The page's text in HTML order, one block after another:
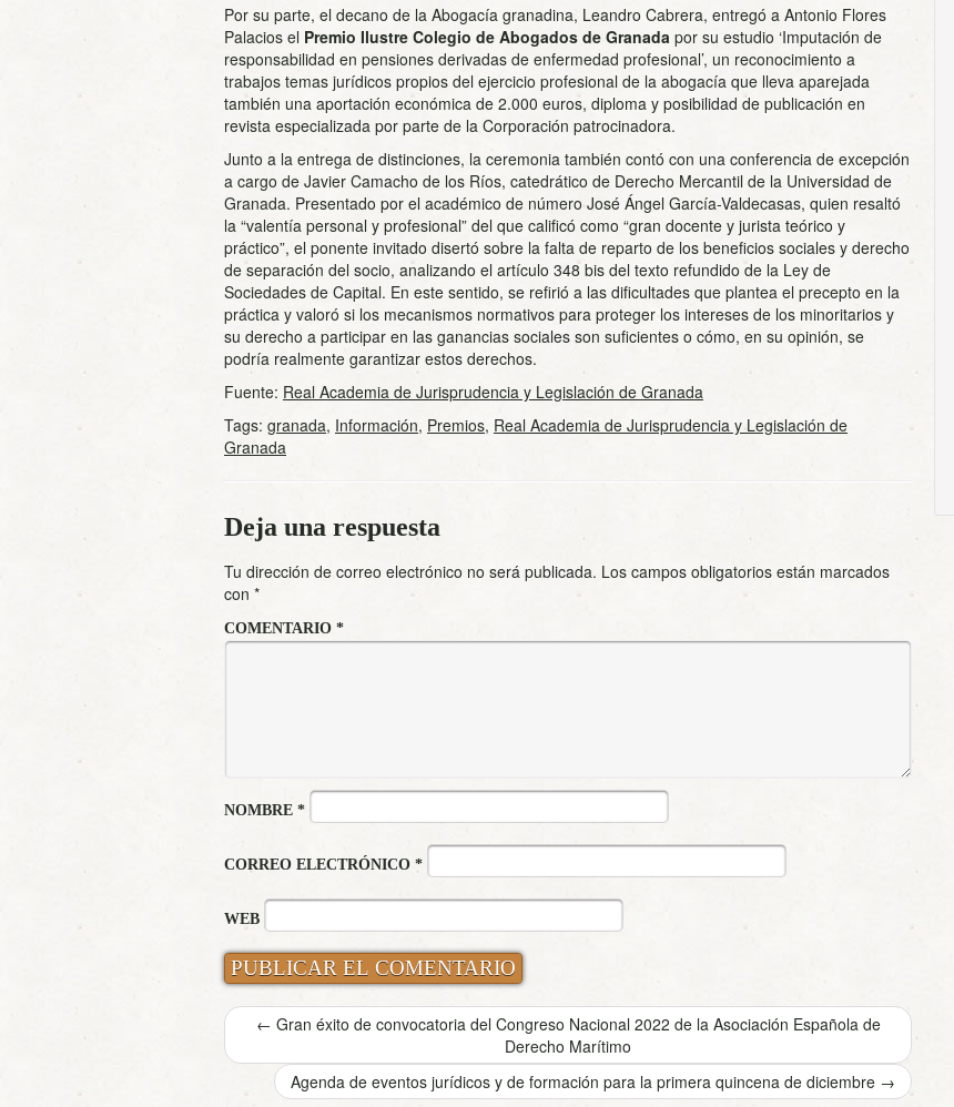
Por su parte, el decano de la Abogacía granadina, Leandro Cabrera, entregó a Antonio Flores
Palacios el Premio Ilustre Colegio de Abogados de Granada por su estudio ‘Imputación de
responsabilidad en pensiones derivadas de enfermedad profesional’, un reconocimiento a
trabajos temas jurídicos propios del ejercicio profesional de la abogacía que lleva aparejada
también una aportación económica de 2.000 euros, diploma y posibilidad de publicación en
revista especializada por parte de la Corporación patrocinadora.
Junto a la entrega de distinciones, la ceremonia también contó con una conferencia de excepción
a cargo de Javier Camacho de los Ríos, catedrático de Derecho Mercantil de la Universidad de
Granada. Presentado por el académico de número José Ángel García-Valdecasas, quien resaltó
la “valentía personal y profesional” del que calificó como “gran docente y jurista teórico y
práctico”, el ponente invitado disertó sobre la falta de reparto de los beneficios sociales y derecho
de separación del socio, analizando el artículo 348 bis del texto refundido de la Ley de
Sociedades de Capital. En este sentido, se refirió a las dificultades que plantea el precepto en la
práctica y valoró si los mecanismos normativos para proteger los intereses de los minoritarios y
su derecho a participar en las ganancias sociales son suficientes o cómo, en su opinión, se
podría realmente garantizar estos derechos.
Fuente: Real Academia de Jurisprudencia y Legislación de Granada
Tags: granada, Información, Premios, Real Academia de Jurisprudencia y Legislación de
Granada
Deja una respuesta
Tu dirección de correo electrónico no será publicada. Los campos obligatorios están marcados
con *
COMENTARIO *
NOMBRE *
CORREO ELECTRÓNICO *
WEB
← Gran éxito de convocatoria del Congreso Nacional 2022 de la Asociación Española de
Derecho Marítimo
Agenda de eventos jurídicos y de formación para la primera quincena de diciembre →